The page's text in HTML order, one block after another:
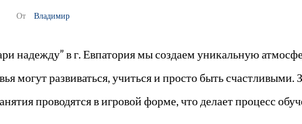
От Владимир
надежду” в г. Евпатория мы создаем уникальную
могут развиваться, учиться и просто быть
проводятся в игровой форме, что делает процесс